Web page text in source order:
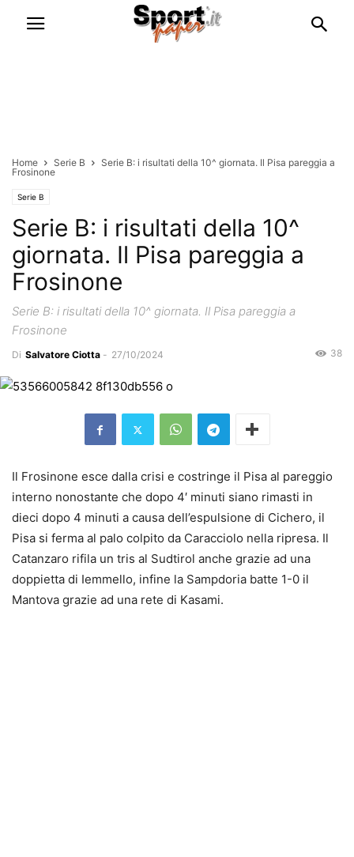
Home Serie B
Serie B: i risultati della 10^ giornata. Il Pisa pareggia a
Frosinone
Serie B
Serie B: i risultati della 10^
giornata. Il Pisa pareggia a
Frosinone
Serie B: i risultati della 10^ giornata. Il Pisa pareggia a
Frosinone
Di Salvatore Ciotta - 27/10/2024 38
Il Frosinone esce dalla crisi e costringe il Pisa al pareggio
interno nonostante che dopo 4′ minuti siano rimasti in
dieci dopo 4 minuti a causa dell’espulsione di Cichero, il
Pisa si ferma al palo colpito da Caracciolo nella ripresa. Il
Catanzaro rifila un tris al Sudtirol anche grazie ad una
doppietta di Iemmello, infine la Sampdoria batte 1-0 il
Mantova grazie ad una rete di Kasami.